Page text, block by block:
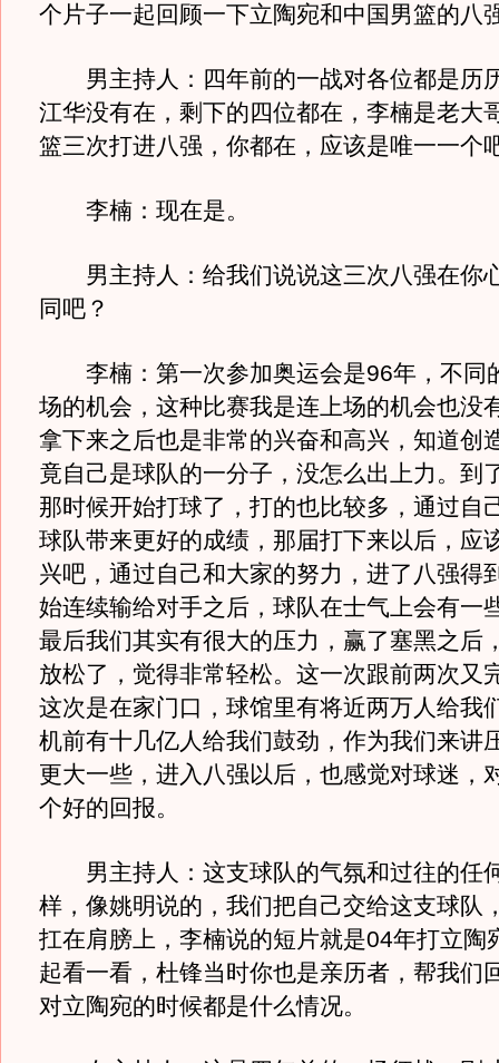
个片子一起回顾一下立陶宛和中国男篮的八
男主持人：四年前的一战对各位都是历
江华没有在，剩下的四位都在，李楠是老大
篮三次打进八强，你都在，应该是唯一一个
李楠：现在是。
男主持人：给我们说说这三次八强在你
同吧？
李楠：第一次参加奥运会是96年，不同
场的机会，这种比赛我是连上场的机会也没
拿下来之后也是非常的兴奋和高兴，知道创
竟自己是球队的一分子，没怎么出上力。到
那时候开始打球了，打的也比较多，通过自
球队带来更好的成绩，那届打下来以后，应
兴吧，通过自己和大家的努力，进了八强得
始连续输给对手之后，球队在士气上会有一
最后我们其实有很大的压力，赢了塞黑之后
放松了，觉得非常轻松。这一次跟前两次又
这次是在家门口，球馆里有将近两万人给我
机前有十几亿人给我们鼓劲，作为我们来讲
更大一些，进入八强以后，也感觉对球迷，
个好的回报。
男主持人：这支球队的气氛和过往的任
样，像姚明说的，我们把自己交给这支球队
扛在肩膀上，李楠说的短片就是04年打立陶
起看一看，杜锋当时你也是亲历者，帮我们
对立陶宛的时候都是什么情况。